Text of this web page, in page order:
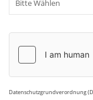
Datenschutzgrundverordnung